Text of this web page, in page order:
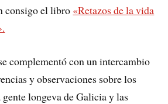
consigo el libro «Retazos de la vida
complementó con un intercambio
y observaciones sobre los
longeva de Galicia y las